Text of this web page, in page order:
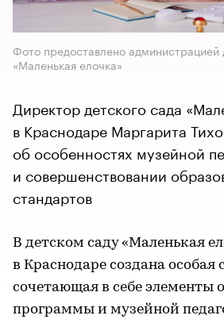
Фото предоставлено администрацией
«Маленькая елочка»
Директор детского сада
в Краснодаре Маргарита
об особенностях музейной
и совершенствовании
стандартов
В детском саду «Маленькая
в Краснодаре создана особая
сочетающая в себе элементы
программы и музейной